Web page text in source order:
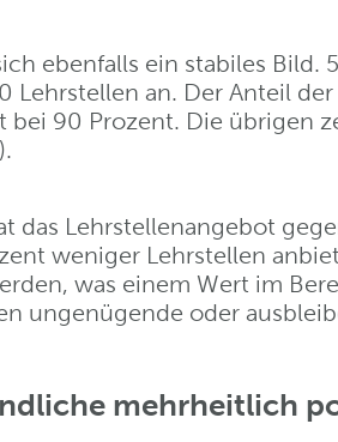
ebenfalls ein stabiles
Lehrstellen an. Der Anteil
bei 90 Prozent. Die
das Lehrstellenangebot
weniger Lehrstellen
was einem Wert im
ungenügende oder
mehrheitlich